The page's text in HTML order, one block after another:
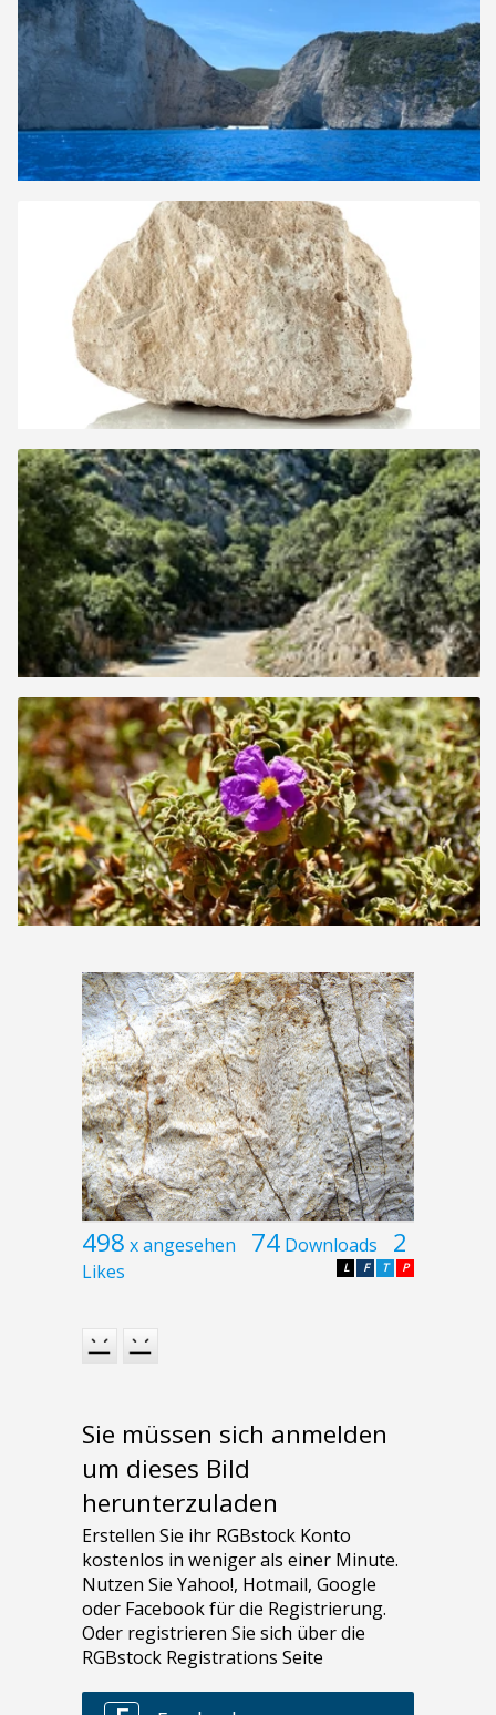
498 x angesehen 74 Downloads 2
Likes P
T
F
L
Sie müssen sich anmelden
um dieses Bild
herunterzuladen